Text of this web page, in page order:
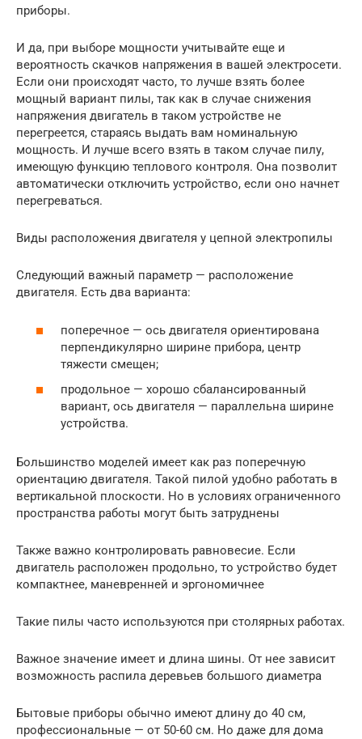
приборы.
И да, при выборе мощности учитывайте еще и
вероятность скачков напряжения в вашей электросети.
Если они происходят часто, то лучше взять более
мощный вариант пилы, так как в случае снижения
напряжения двигатель в таком устройстве не
перегреется, стараясь выдать вам номинальную
мощность. И лучше всего взять в таком случае пилу,
имеющую функцию теплового контроля. Она позволит
автоматически отключить устройство, если оно начнет
перегреваться.
Виды расположения двигателя у цепной электропилы
Следующий важный параметр — расположение
двигателя. Есть два варианта:
поперечное — ось двигателя ориентирована
перпендикулярно ширине прибора, центр
тяжести смещен;
продольное — хорошо сбалансированный
вариант, ось двигателя — параллельна ширине
устройства.
Большинство моделей имеет как раз поперечную
ориентацию двигателя. Такой пилой удобно работать в
вертикальной плоскости. Но в условиях ограниченного
пространства работы могут быть затруднены
Также важно контролировать равновесие. Если
двигатель расположен продольно, то устройство будет
компактнее, маневренней и эргономичнее
Такие пилы часто используются при столярных работах.
Важное значение имеет и длина шины. От нее зависит
возможность распила деревьев большого диаметра
Бытовые приборы обычно имеют длину до 40 см,
профессиональные — от 50-60 см. Но даже для дома